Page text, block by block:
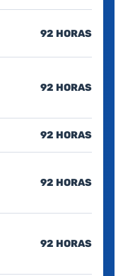
92 HORAS
92 HORAS
92 HORAS
92 HORAS
92 HORAS